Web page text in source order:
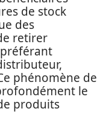
de stock
des
retirer
phénomène de
le
produits